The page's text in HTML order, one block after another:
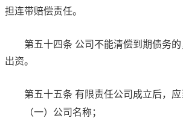
担连带赔偿责任。
第五十四条 公司不能清偿到期债务
出资。
第五十五条 有限责任公司成立后，
（一）公司名称；